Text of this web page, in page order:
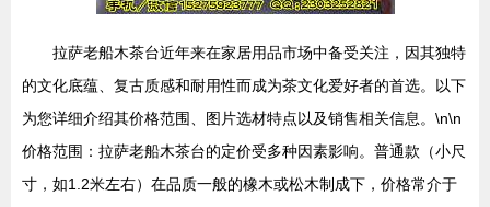
拉萨老船木茶台近年来在家居用品市场中备受关注，因其独特
的文化底蕴、复古质感和耐用性而成为茶文化爱好者的首选。以下
为您详细介绍其价格范围、图片选材特点以及销售相关信息。\n\n
价格范围：拉萨老船木茶台的定价受多种因素影响。普通款（小尺
寸，如1.2米左右）在品质一般的橡木或松木制成下，价格常介于